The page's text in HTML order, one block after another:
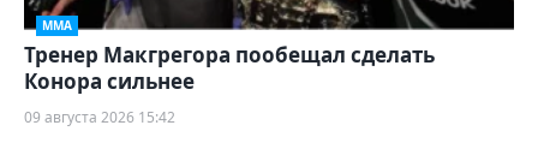
ММА
Тренер Макгрегора пообещал сделать
Конора сильнее
09 августа 2026 15:42